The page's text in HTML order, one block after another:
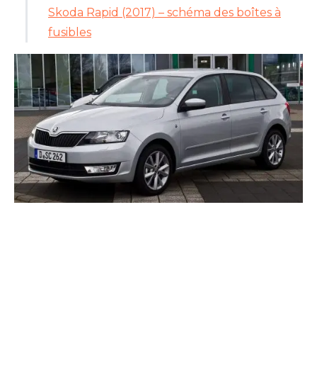
Skoda Rapid (2017) – schéma des boîtes à
fusibles